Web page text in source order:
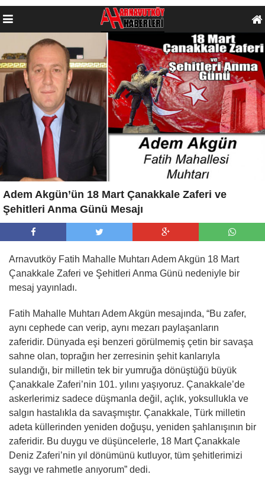
Adem Akgün’ün 18 Mart Çanakkale Zaferi ve
Şehitleri Anma Günü Mesajı
Arnavutköy Fatih Mahalle Muhtarı Adem Akgün 18 Mart
Çanakkale Zaferi ve Şehitleri Anma Günü nedeniyle bir
mesaj yayınladı.
Fatih Mahalle Muhtarı Adem Akgün mesajında, “Bu zafer,
aynı cephede can verip, aynı mezarı paylaşanların
zaferidir. Dünyada eşi benzeri görülmemiş çetin bir savaşa
sahne olan, toprağın her zerresinin şehit kanlarıyla
sulandığı, bir milletin tek bir yumruğa dönüştüğü büyük
Çanakkale Zaferi’nin 101. yılını yaşıyoruz. Çanakkale’de
askerlerimiz sadece düşmanla değil, açlık, yoksullukla ve
salgın hastalıkla da savaşmıştır. Çanakkale, Türk milletin
adeta küllerinden yeniden doğuşu, yeniden şahlanışının bir
zaferidir. Bu duygu ve düşüncelerle, 18 Mart Çanakkale
Deniz Zaferi’nin yıl dönümünü kutluyor, tüm şehitlerimizi
saygı ve rahmetle anıyorum” dedi.